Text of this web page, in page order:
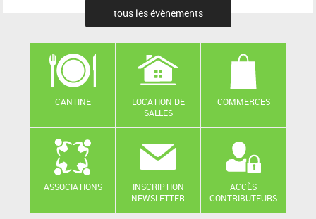
tous les évènements
CANTINE
LOCATION DE
SALLES
COMMERCES
ASSOCIATIONS
INSCRIPTION
NEWSLETTER
ACCÈS
CONTRIBUTEURS